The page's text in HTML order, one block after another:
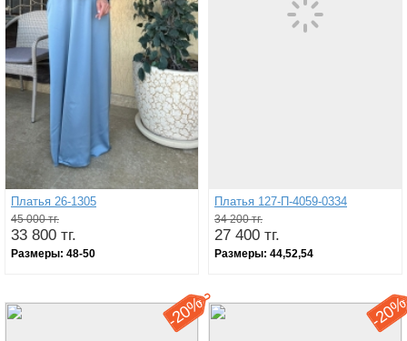
Платья 26-1305
45 000 тг.
33 800 тг.
Размеры: 48-50
Платья 127-П-4059-0334
34 200 тг.
27 400 тг.
Размеры: 44,52,54
-
20% -